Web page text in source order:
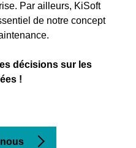
Par ailleurs, KiSoft
de notre concept
décisions sur les
!